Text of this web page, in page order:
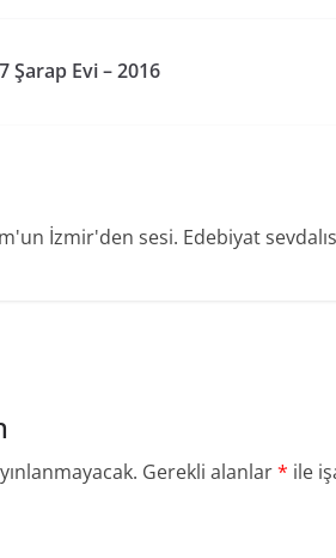
Şarap Evi – 2016
İzmir'den sesi. Edebiyat
Gerekli alanlar* ile